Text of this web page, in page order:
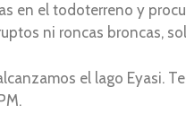
en el todoterreno y
ni roncas broncas,
el lago Eyasi.